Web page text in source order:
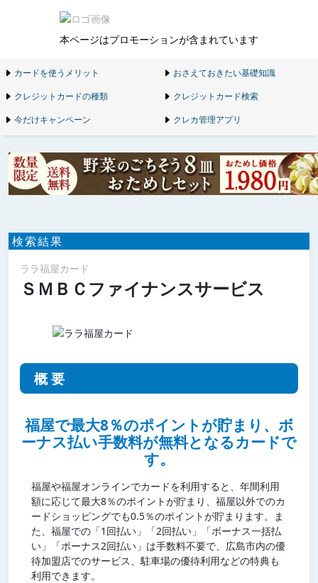
本ページはプロモーションが含まれています
カードを使うメリット
おさえておきたい基礎知識
クレジットカードの種類
クレジットカード検索
今だけキャンペーン
クレカ管理アプリ
検索結果
ララ福屋カード
ＳＭＢＣファイナンスサービス
概要
福屋で最大8％のポイントが貯まり、ボ
ーナス払い手数料が無料となるカードで
す。
福屋や福屋オンラインでカードを利用すると、年間利用
額に応じて最大8％のポイントが貯まり、福屋以外でのカ
ードショッピングでも0.5％のポイントが貯まります。ま
た、福屋での「1回払い」「2回払い」「ボーナス一括払
い」「ボーナス2回払い」は手数料不要で、広島市内の優
待加盟店でのサービス、駐車場の優待利用などの特典も
利用できます。